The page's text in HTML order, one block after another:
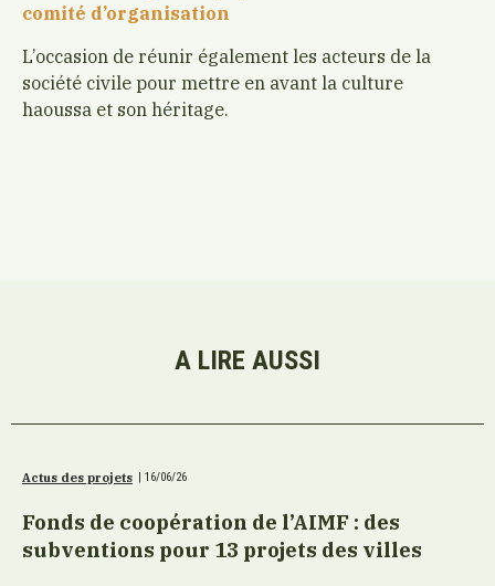
comité d’organisation
L’occasion de réunir également les acteurs de la
société civile pour mettre en avant la culture
haoussa et son héritage.
A LIRE AUSSI
Actus des projets 16/06/26
Fonds de coopération de l’AIMF : des
subventions pour 13 projets des villes